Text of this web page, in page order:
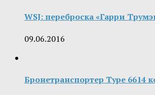
WSJ: переброска «Гарри
09.06.2016
Бронетранспортер Type 6614